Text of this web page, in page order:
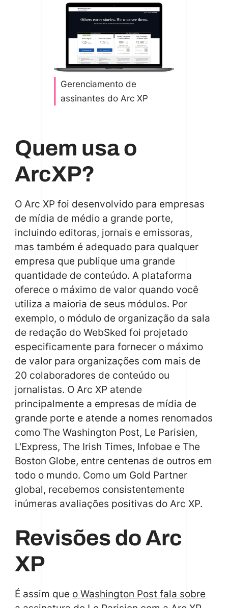
Gerenciamento de
assinantes do Arc XP
Quem usa o
ArcXP?
O Arc XP foi desenvolvido para empresas
de mídia de médio a grande porte,
incluindo editoras, jornais e emissoras,
mas também é adequado para qualquer
empresa que publique uma grande
quantidade de conteúdo. A plataforma
oferece o máximo de valor quando você
utiliza a maioria de seus módulos. Por
exemplo, o módulo de organização da sala
de redação do WebSked foi projetado
especificamente para fornecer o máximo
de valor para organizações com mais de
20 colaboradores de conteúdo ou
jornalistas. O Arc XP atende
principalmente a empresas de mídia de
grande porte e atende a nomes renomados
como The Washington Post, Le Parisien,
L'Express, The Irish Times, Infobae e The
Boston Globe, entre centenas de outros em
todo o mundo. Como um Gold Partner
global, recebemos consistentemente
inúmeras avaliações positivas do Arc XP.
Revisões do Arc
XP
É assim que o Washington Post fala sobre